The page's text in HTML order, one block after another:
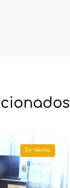
En Venta